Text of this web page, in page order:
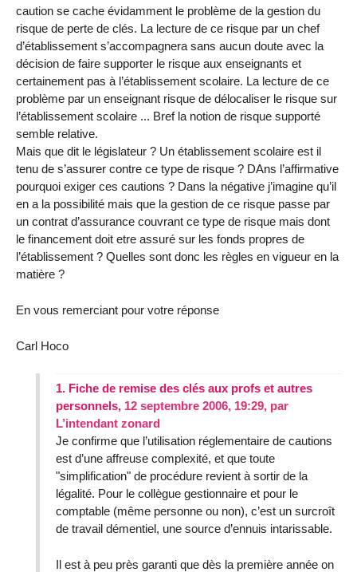
caution se cache évidamment le problème de la gestion du
risque de perte de clés. La lecture de ce risque par un chef
d’établissement s’accompagnera sans aucun doute avec la
décision de faire supporter le risque aux enseignants et
certainement pas à l’établissement scolaire. La lecture de ce
problème par un enseignant risque de délocaliser le risque sur
l’établissement scolaire ... Bref la notion de risque supporté
semble relative.
Mais que dit le législateur ? Un établissement scolaire est il
tenu de s’assurer contre ce type de risque ? DAns l’affirmative
pourquoi exiger ces cautions ? Dans la négative j’imagine qu’il
en a la possibilité mais que la gestion de ce risque passe par
un contrat d’assurance couvrant ce type de risque mais dont
le financement doit etre assuré sur les fonds propres de
l’établissement ? Quelles sont donc les règles en vigueur en la
matière ?
En vous remerciant pour votre réponse
Carl Hoco
1. Fiche de remise des clés aux profs et autres
personnels, 12 septembre 2006, 19:29, par
L’intendant zonard
Je confirme que l’utilisation réglementaire de cautions
est d’une affreuse complexité, et que toute
"simplification" de procédure revient à sortir de la
légalité. Pour le collègue gestionnaire et pour le
comptable (même personne ou non), c’est un surcroît
de travail démentiel, une source d’ennuis intarissable.
Il est à peu près garanti que dès la première année on